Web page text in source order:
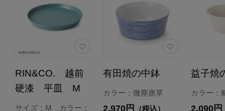
RIN&CO. 越前
硬漆 平皿 M
サイズ：M カラー：
有田焼の中鉢
カラー：微塵唐草
2,970円 （税込）
益子焼
カラー：
2,090円